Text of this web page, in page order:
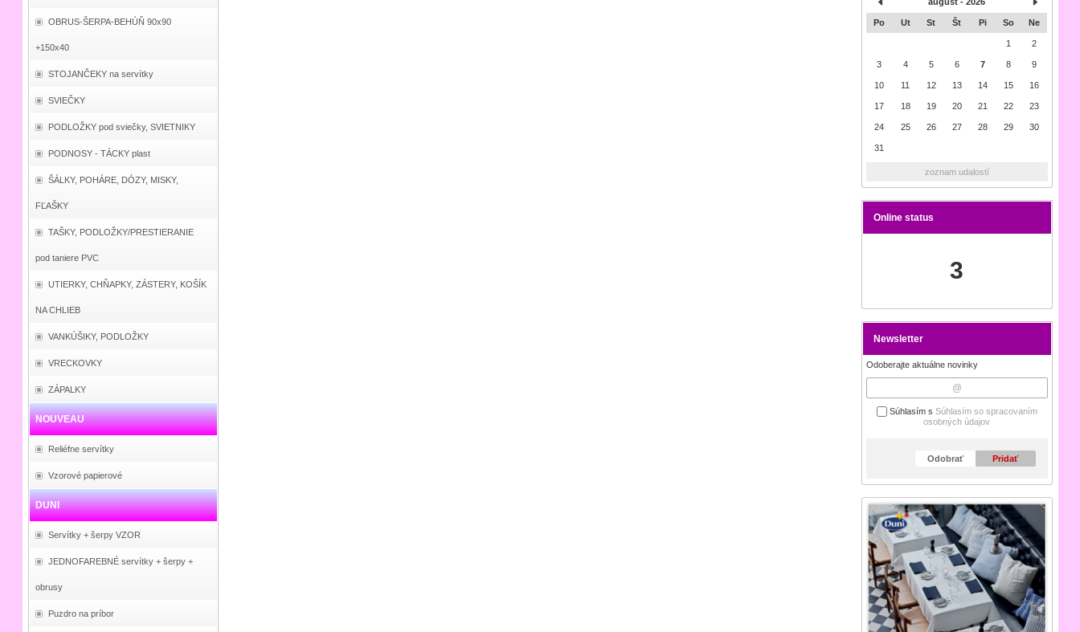
OBRUS-ŠERPA-BEHÚŇ 90x90
+150x40
STOJANČEKY na servítky
SVIEČKY
PODLOŽKY pod sviečky, SVIETNIKY
PODNOSY - TÁCKY plast
ŠÁLKY, POHÁRE, DÓZY, MISKY,
FĽAŠKY
TAŠKY, PODLOŽKY/PRESTIERANIE
pod taniere PVC
UTIERKY, CHŇAPKY, ZÁSTERY, KOŠÍK
NA CHLIEB
VANKÚŠIKY, PODLOŽKY
VRECKOVKY
ZÁPALKY
NOUVEAU
Reliéfne servítky
Vzorové papierové
DUNI
Servítky + šerpy VZOR
JEDNOFAREBNÉ servítky + šerpy +
obrusy
Puzdro na príbor
Po Ut St Št Pi So Ne
1 2
3 4 5 6 7 8 9
10 11 12 13 14 15 16
17 18 19 20 21 22 23
24 25 26 27 28 29 30
31
zoznam udalostí
Online status
3
Newsletter
Odoberajte aktuálne novinky
Súhlasím s Súhlasím so spracovaním
osobných údajov
Odobrať Pridať